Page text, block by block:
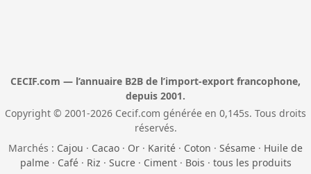
CECIF.com — l’annuaire B2B de l’import-export francophone,
depuis 2001.
Copyright © 2001-2026 Cecif.com générée en 0,145s. Tous droits
réservés.
Marchés : Cajou · Cacao · Or · Karité · Coton · Sésame · Huile de
palme· Café· Riz · Sucre· Ciment· Bois · tous les produits